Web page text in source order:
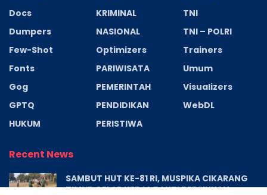
Docs
Dumpers
Few-Shot
Fonts
Gog
GPTQ
HUKUM
KRIMINAL
NASIONAL
Optimizers
PARIWISATA
PEMERINTAH
PENDIDIKAN
PERISTIWA
TNI
TNI – POLRI
Trainers
Umum
Visualizers
WebDL
Recent News
SAMBUT HUT KE-81 RI, MUSPIKA CIKARANG
TIMUR GELAR KERJA BAKTI BERSIHKAN